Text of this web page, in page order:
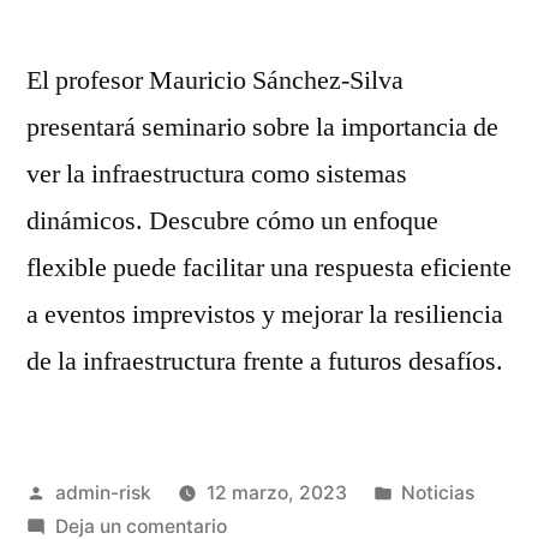
El profesor Mauricio Sánchez-Silva
presentará seminario sobre la importancia de
ver la infraestructura como sistemas
dinámicos. Descubre cómo un enfoque
flexible puede facilitar una respuesta eficiente
a eventos imprevistos y mejorar la resiliencia
de la infraestructura frente a futuros desafíos.
admin-risk 12 marzo, 2023
Noticias
Deja un comentario